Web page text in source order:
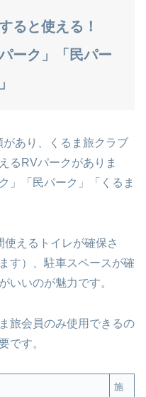
ると使える！
ーク」「民パー
あり、くるま旅クラブ
るRVパークがありま
」「民パーク」「くるま
えるトイレが確保さ
す）、駐車スペースが確
いいのが魅力です。
旅会員のみ使用できるの
です。
施